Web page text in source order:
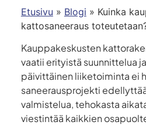
Etusivu » Blogi » Kuinka
kattosaneeraus
Kauppakeskusten
vaatii erityistä suunnittelua
päivittäinen liiketoiminta ei
saneerausprojekti
valmistelua, tehokasta
viestintää kaikkien